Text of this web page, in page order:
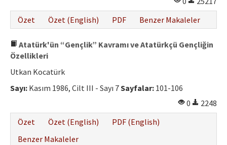
Özet
Özet (English) PDF Benzer Makaleler
Atatürk'ün “Gençlik” Kavramı ve Atatürkçü Gençliğin
Özellikleri
Utkan Kocatürk
Sayı: Kasım 1986, Cilt III - Sayı 7Sayfalar: 101-106
0
2248
Özet
Özet (English)
PDF (English)
Benzer Makaleler